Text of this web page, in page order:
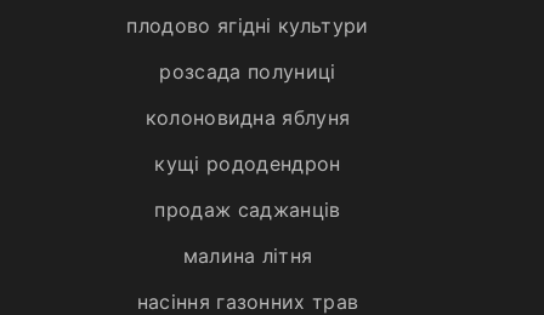
плодово ягідні культури
розсада полуниці
колоновидна яблуня
кущі рододендрон
продаж саджанців
малина літня
насіння газонних трав